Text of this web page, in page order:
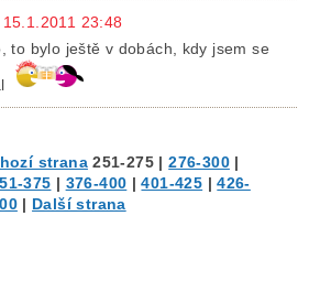
15.1.2011 23:48
to bylo ještě v dobách, kdy jsem se
strana 251-275 |276-300|
375 | 376-400 |401-425 |426-
| Další strana